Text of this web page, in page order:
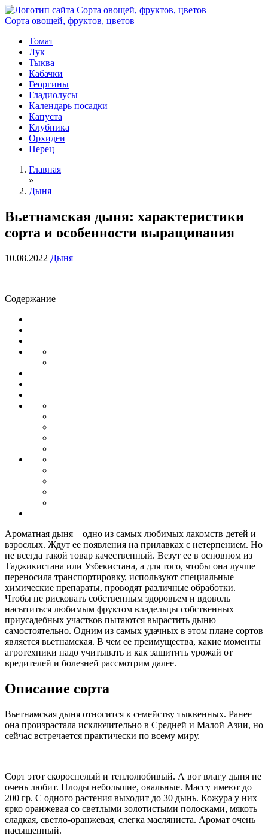
Сорта овощей, фруктов, цветов
Томат
Лук
Тыква
Кабачки
Георгины
Гладиолусы
Календарь посадки
Капуста
Клубника
Орхидеи
Перец
Главная
»
Дыня
Вьетнамская дыня: характеристики
сорта и особенности выращивания
10.08.2022 Дыня
Содержание
Ароматная дыня – одно из самых любимых лакомств детей и
взрослых. Ждут ее появления на прилавках с нетерпением. Но
не всегда такой товар качественный. Везут ее в основном из
Таджикистана или Узбекистана, а для того, чтобы она лучше
переносила транспортировку, используют специальные
химические препараты, проводят различные обработки.
Чтобы не рисковать собственным здоровьем и вдоволь
насытиться любимым фруктом владельцы собственных
приусадебных участков пытаются вырастить дыню
самостоятельно. Одним из самых удачных в этом плане сортов
является вьетнамская. В чем ее преимущества, какие моменты
агротехники надо учитывать и как защитить урожай от
вредителей и болезней рассмотрим далее.
Описание сорта
Вьетнамская дыня относится к семейству тыквенных. Ранее
она произрастала исключительно в Средней и Малой Азии, но
сейчас встречается практически по всему миру.
Сорт этот скороспелый и теплолюбивый. А вот влагу дыня не
очень любит. Плоды небольшие, овальные. Массу имеют до
200 гр. С одного растения выходит до 30 дынь. Кожура у них
ярко оранжевая со светлыми золотистыми полосками, мякоть
сладкая, светло-оранжевая, слегка масляниста. Аромат очень
насыщенный.